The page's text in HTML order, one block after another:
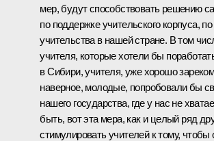
мер, будут способствовать решению
по поддержке учительского корпуса,
учительства в нашей стране. В том
учителя, которые хотели бы
в Сибири, учителя, уже хорошо
наверное, молодые, попробовали бы
нашего государства, где у нас не
быть, вот эта мера, как и целый ряд
стимулировать учителей к тому, чтобы